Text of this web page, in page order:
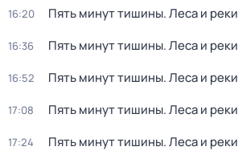
16:20 Пять минут тишины. Леса и реки
16:36 Пять минут тишины. Леса и реки
16:52 Пять минут тишины. Леса и реки
17:08 Пять минут тишины. Леса и реки
17:24 Пять минут тишины. Леса и реки